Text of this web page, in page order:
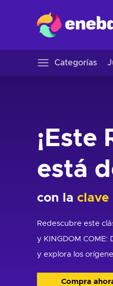
Categorías
¡Este
está
con la clave
Redescubre este
y KINGDOM COME:
y explora los
Compra